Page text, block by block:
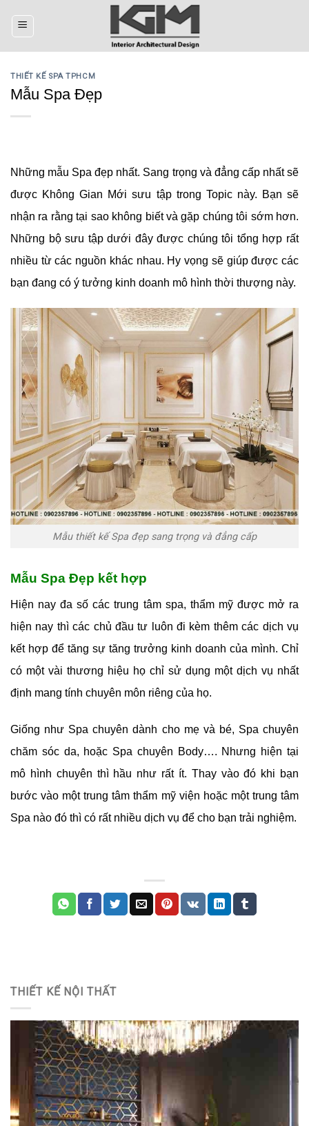
THIẾT KẾ SPA TPHCM
Mẫu Spa Đẹp
Những mẫu Spa đẹp nhất. Sang trọng và đẳng cấp nhất sẽ
được Không Gian Mới sưu tập trong Topic này. Bạn sẽ
nhận ra rằng tại sao không biết và gặp chúng tôi sớm hơn.
Những bộ sưu tập dưới đây được chúng tôi tổng hợp rất
nhiều từ các nguồn khác nhau. Hy vọng sẽ giúp được các
bạn đang có ý tưởng kinh doanh mô hình thời thượng này.
Mẫu thiết kế Spa đẹp sang trọng và đẳng cấp
Mẫu Spa Đẹp kết hợp
Hiện nay đa số các trung tâm spa, thẩm mỹ được mở ra
hiện nay thì các chủ đầu tư luôn đi kèm thêm các dịch vụ
kết hợp để tăng sự tăng trưởng kinh doanh của mình. Chỉ
có một vài thương hiệu họ chỉ sử dụng một dịch vụ nhất
định mang tính chuyên môn riêng của họ.
Giống như Spa chuyên dành cho mẹ và bé, Spa chuyên
chăm sóc da, hoặc Spa chuyên Body…. Nhưng hiện tại
mô hình chuyên thì hầu như rất ít. Thay vào đó khi bạn
bước vào một trung tâm thẩm mỹ viện hoặc một trung tâm
Spa nào đó thì có rất nhiều dịch vụ để cho bạn trải nghiệm.
THIẾT KẾ NỘI THẤT